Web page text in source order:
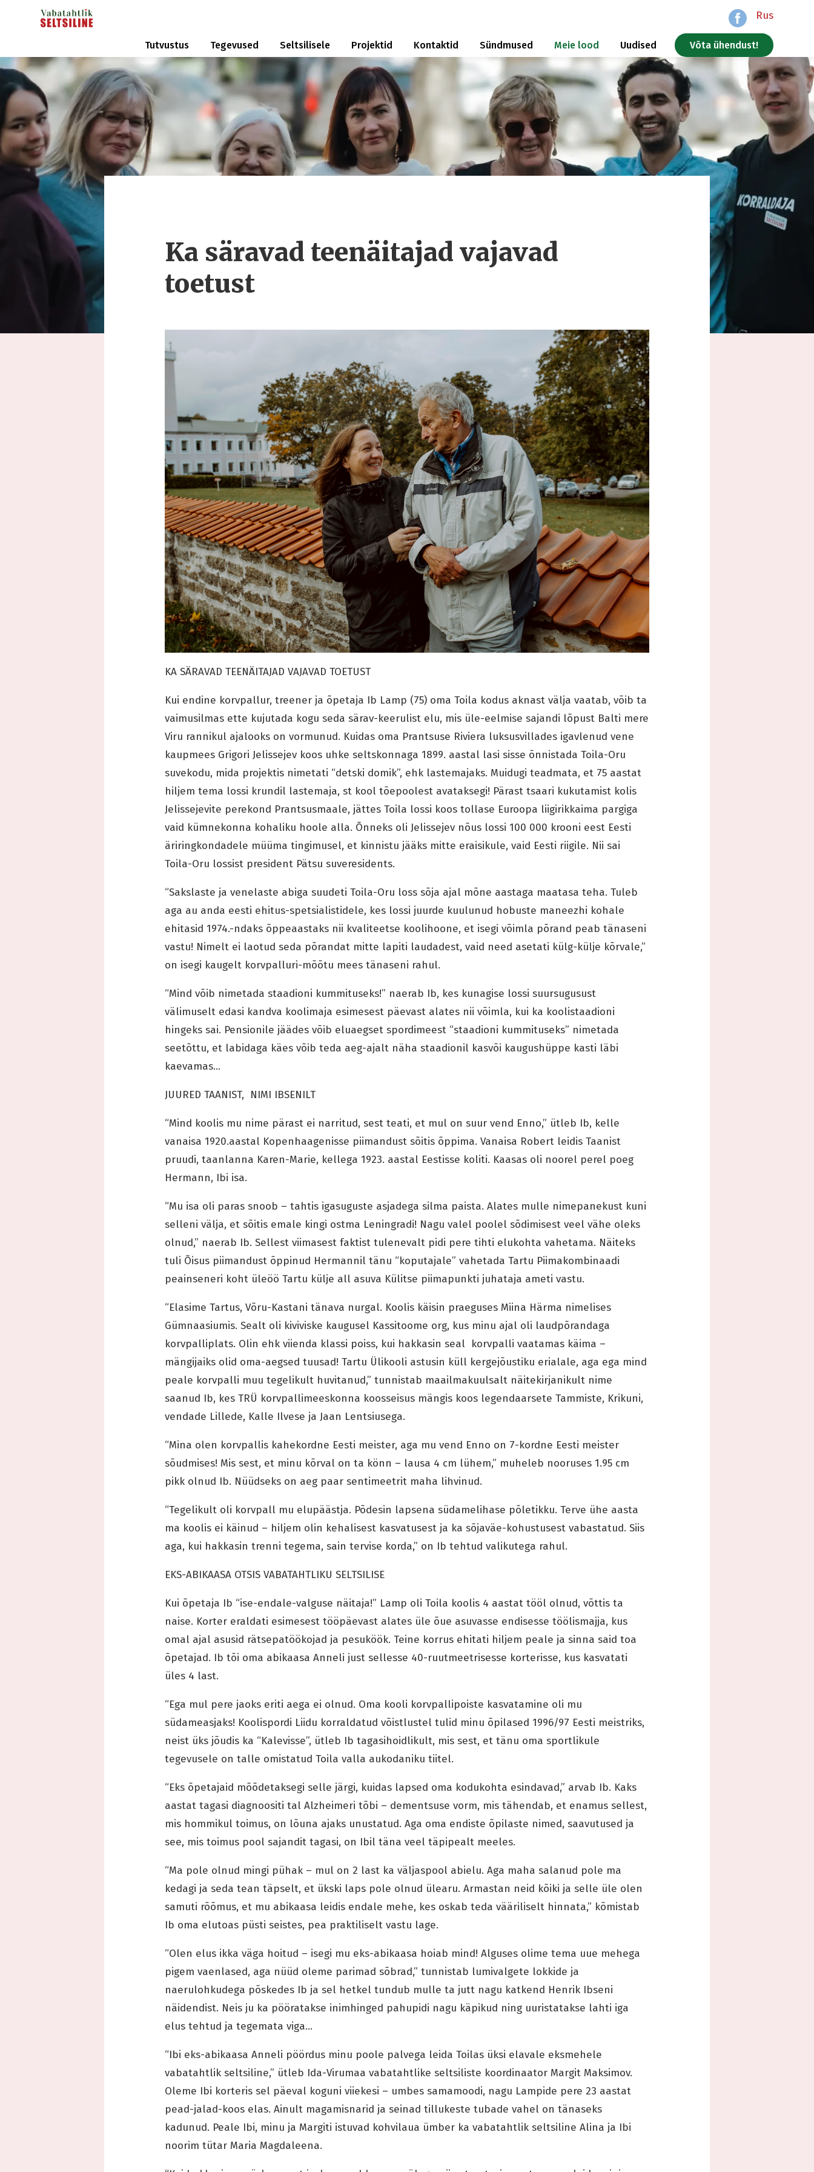
Rus
Tutvustus Tegevused Seltsilisele Projektid Kontaktid Sündmused Meie lood Uudised Võta ühendust!
Ka säravad teenäitajad vajavad
toetust
KA SÄRAVAD TEENÄITAJAD VAJAVAD TOETUST
Kui endine korvpallur, treener ja õpetaja Ib Lamp (75) oma Toila kodus aknast välja vaatab, võib ta
vaimusilmas ette kujutada kogu seda särav-keerulist elu, mis üle-eelmise sajandi lõpust Balti mere
Viru rannikul ajalooks on vormunud. Kuidas oma Prantsuse Riviera luksusvillades igavlenud vene
kaupmees Grigori Jelissejev koos uhke seltskonnaga 1899. aastal lasi sisse õnnistada Toila-Oru
suvekodu, mida projektis nimetati “detski domik”, ehk lastemajaks. Muidugi teadmata, et 75 aastat
hiljem tema lossi krundil lastemaja, st kool tõepoolest avataksegi! Pärast tsaari kukutamist kolis
Jelissejevite perekond Prantsusmaale, jättes Toila lossi koos tollase Euroopa liigirikkaima pargiga
vaid kümnekonna kohaliku hoole alla. Õnneks oli Jelissejev nõus lossi 100 000 krooni eest Eesti
äriringkondadele müüma tingimusel, et kinnistu jääks mitte eraisikule, vaid Eesti riigile. Nii sai
Toila-Oru lossist president Pätsu suveresidents.
“Sakslaste ja venelaste abiga suudeti Toila-Oru loss sõja ajal mõne aastaga maatasa teha. Tuleb
aga au anda eesti ehitus-spetsialistidele, kes lossi juurde kuulunud hobuste maneezhi kohale
ehitasid 1974.-ndaks õppeaastaks nii kvaliteetse koolihoone, et isegi võimla põrand peab tänaseni
vastu! Nimelt ei laotud seda põrandat mitte lapiti laudadest, vaid need asetati külg-külje kõrvale,”
on isegi kaugelt korvpalluri-mõõtu mees tänaseni rahul.
“Mind võib nimetada staadioni kummituseks!” naerab Ib, kes kunagise lossi suursugusust
välimuselt edasi kandva koolimaja esimesest päevast alates nii võimla, kui ka koolistaadioni
hingeks sai. Pensionile jäädes võib eluaegset spordimeest “staadioni kummituseks” nimetada
seetõttu, et labidaga käes võib teda aeg-ajalt näha staadionil kasvõi kaugushüppe kasti läbi
kaevamas…
JUURED TAANIST, NIMI IBSENILT
“Mind koolis mu nime pärast ei narritud, sest teati, et mul on suur vend Enno,” ütleb Ib, kelle
vanaisa 1920.aastal Kopenhaagenisse piimandust sõitis õppima. Vanaisa Robert leidis Taanist
pruudi, taanlanna Karen-Marie, kellega 1923. aastal Eestisse koliti. Kaasas oli noorel perel poeg
Hermann, Ibi isa.
“Mu isa oli paras snoob – tahtis igasuguste asjadega silma paista. Alates mulle nimepanekust kuni
selleni välja, et sõitis emale kingi ostma Leningradi! Nagu valel poolel sõdimisest veel vähe oleks
olnud,” naerab Ib. Sellest viimasest faktist tulenevalt pidi pere tihti elukohta vahetama. Näiteks
tuli Õisus piimandust õppinud Hermannil tänu “koputajale” vahetada Tartu Piimakombinaadi
peainseneri koht üleöö Tartu külje all asuva Külitse piimapunkti juhataja ameti vastu.
“Elasime Tartus, Võru-Kastani tänava nurgal. Koolis käisin praeguses Miina Härma nimelises
Gümnaasiumis. Sealt oli kiviviske kaugusel Kassitoome org, kus minu ajal oli laudpõrandaga
korvpalliplats. Olin ehk viienda klassi poiss, kui hakkasin seal korvpalli vaatamas käima –
mängijaiks olid oma-aegsed tuusad! Tartu Ülikooli astusin küll kergejõustiku erialale, aga ega mind
peale korvpalli muu tegelikult huvitanud,” tunnistab maailmakuulsalt näitekirjanikult nime
saanud Ib, kes TRÜ korvpallimeeskonna koosseisus mängis koos legendaarsete Tammiste, Krikuni,
vendade Lillede, Kalle Ilvese ja Jaan Lentsiusega.
“Mina olen korvpallis kahekordne Eesti meister, aga mu vend Enno on 7-kordne Eesti meister
sõudmises! Mis sest, et minu kõrval on ta könn – lausa 4 cm lühem,” muheleb nooruses 1.95 cm
pikk olnud Ib. Nüüdseks on aeg paar sentimeetrit maha lihvinud.
“Tegelikult oli korvpall mu elupäästja. Põdesin lapsena südamelihase põletikku. Terve ühe aasta
ma koolis ei käinud – hiljem olin kehalisest kasvatusest ja ka sõjaväe-kohustusest vabastatud. Siis
aga, kui hakkasin trenni tegema, sain tervise korda,” on Ib tehtud valikutega rahul.
EKS-ABIKAASA OTSIS VABATAHTLIKU SELTSILISE
Kui õpetaja Ib “ise-endale-valguse näitaja!” Lamp oli Toila koolis 4 aastat tööl olnud, võttis ta
naise. Korter eraldati esimesest tööpäevast alates üle õue asuvasse endisesse töölismajja, kus
omal ajal asusid rätsepatöökojad ja pesuköök. Teine korrus ehitati hiljem peale ja sinna said toa
õpetajad. Ib tõi oma abikaasa Anneli just sellesse 40-ruutmeetrisesse korterisse, kus kasvatati
üles 4 last.
“Ega mul pere jaoks eriti aega ei olnud. Oma kooli korvpallipoiste kasvatamine oli mu
südameasjaks! Koolispordi Liidu korraldatud võistlustel tulid minu õpilased 1996/97 Eesti meistriks,
neist üks jõudis ka “Kalevisse”, ütleb Ib tagasihoidlikult, mis sest, et tänu oma sportlikule
tegevusele on talle omistatud Toila valla aukodaniku tiitel.
“Eks õpetajaid mõõdetaksegi selle järgi, kuidas lapsed oma kodukohta esindavad,” arvab Ib. Kaks
aastat tagasi diagnoositi tal Alzheimeri tõbi – dementsuse vorm, mis tähendab, et enamus sellest,
mis hommikul toimus, on lõuna ajaks unustatud. Aga oma endiste õpilaste nimed, saavutused ja
see, mis toimus pool sajandit tagasi, on Ibil täna veel täpipealt meeles.
“Ma pole olnud mingi pühak – mul on 2 last ka väljaspool abielu. Aga maha salanud pole ma
kedagi ja seda tean täpselt, et ükski laps pole olnud ülearu. Armastan neid kõiki ja selle üle olen
samuti rõõmus, et mu abikaasa leidis endale mehe, kes oskab teda vääriliselt hinnata,” kõmistab
Ib oma elutoas püsti seistes, pea praktiliselt vastu lage.
“Olen elus ikka väga hoitud – isegi mu eks-abikaasa hoiab mind! Alguses olime tema uue mehega
pigem vaenlased, aga nüüd oleme parimad sõbrad,” tunnistab lumivalgete lokkide ja
naerulohkudega põskedes Ib ja sel hetkel tundub mulle ta jutt nagu katkend Henrik Ibseni
näidendist. Neis ju ka pööratakse inimhinged pahupidi nagu käpikud ning uuristatakse lahti iga
elus tehtud ja tegemata viga…
“Ibi eks-abikaasa Anneli pöördus minu poole palvega leida Toilas üksi elavale eksmehele
vabatahtlik seltsiline,” ütleb Ida-Virumaa vabatahtlike seltsiliste koordinaator Margit Maksimov.
Oleme Ibi korteris sel päeval koguni viiekesi – umbes samamoodi, nagu Lampide pere 23 aastat
pead-jalad-koos elas. Ainult magamisnarid ja seinad tillukeste tubade vahel on tänaseks
kadunud. Peale Ibi, minu ja Margiti istuvad kohvilaua ümber ka vabatahtlik seltsiline Alina ja Ibi
noorim tütar Maria Magdaleena.